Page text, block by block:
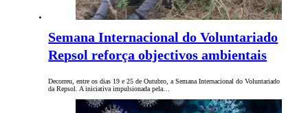
Semana Internacional do Voluntariado
Repsol reforça objectivos ambientais
Decorreu, entre os dias 19 e 25 de Outubro, a Semana Internacional do Voluntariado
da Repsol. A iniciativa impulsionada pela…